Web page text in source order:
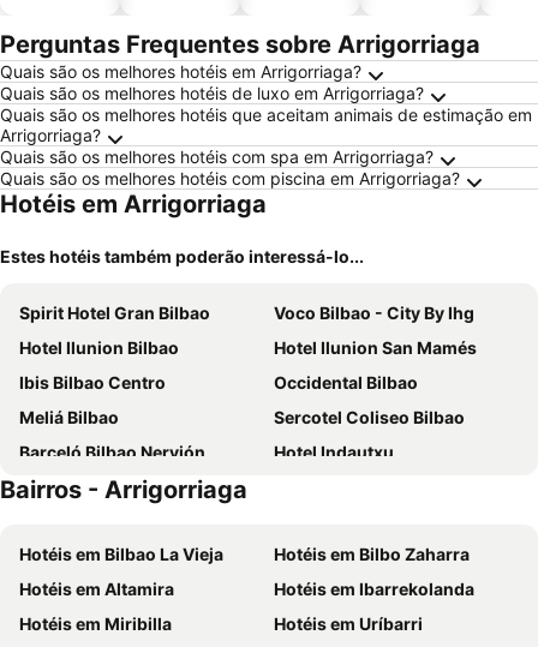
Perguntas Frequentes sobre Arrigorriaga
Quais são os melhores hotéis em Arrigorriaga?
Quais são os melhores hotéis de luxo em Arrigorriaga?
Quais são os melhores hotéis que aceitam animais de estimação em
Arrigorriaga?
Quais são os melhores hotéis com spa em Arrigorriaga?
Quais são os melhores hotéis com piscina em Arrigorriaga?
Hotéis em Arrigorriaga
Estes hotéis também poderão interessá-lo...
Spirit Hotel Gran Bilbao
Voco Bilbao - City By Ihg
Hotel Ilunion Bilbao
Hotel Ilunion San Mamés
Ibis Bilbao Centro
Occidental Bilbao
Meliá Bilbao
Sercotel Coliseo Bilbao
Barceló Bilbao Nervión
Hotel Indautxu
Mercure Bilbao Jardines De Albia
Sercotel Arenal Bilbao
Holiday Inn Express Bilbao By Ihg
Hesperia Bilbao
Abba Euskalduna Hotel
Hotel Puerta de Bilbao
Ibis Budget Bilbao Arrigorriaga
Bairros - Arrigorriaga
Hotéis em Bilbao La Vieja
Hotéis em Bilbo Zaharra
Hotéis em Altamira
Hotéis em Ibarrekolanda
Hotéis em Miribilla
Hotéis em Uríbarri